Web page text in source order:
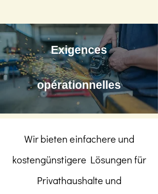
Exigences
opérationnelles
Wir bieten einfachere und
kostengünstigere Lösungen für
Privathaushalte und